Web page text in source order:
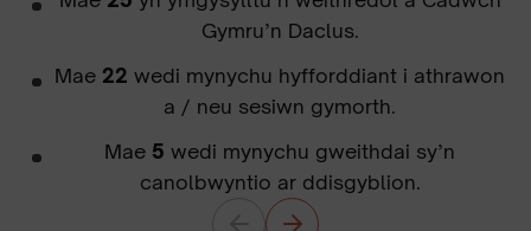
Gymru’n Daclus.
Mae 22 wedi mynychu hyfforddiant i athrawon
a / neu sesiwn gymorth.
Mae 5 wedi mynychu gweithdai sy’n
canolbwyntio ar ddisgyblion.